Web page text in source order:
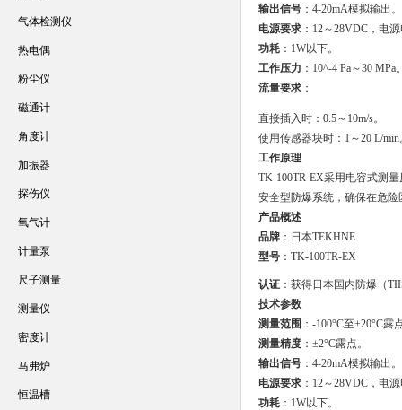
输出信号：4-20mA模拟输出。
电源要求：12～28VDC，电
功耗：1W以下。
工作压力 ：10^-4 Pa～30 MPa
流量要求：
直接插入时：0.5～10m/s。
使用传感器块时：1～20 L/min
工作原理
TK-100TR-EX采用电容式测
安全型防爆系统，确保在危
产品概述
品牌：日本TEKHNE
型号：TK-100TR-EX
认证：获得日本国内防爆（
技术参数
测量范围 ：-100°C至+20°C露
测量精度：±2°C露点。
输出信号：4-20mA模拟输出。
电源要求：12～28VDC，电
功耗：1W以下。
气体检测仪
热电偶
粉尘仪
磁通计
角度计
加振器
探伤仪
氧气计
计量泵
尺子测量
测量仪
密度计
马弗炉
恒温槽